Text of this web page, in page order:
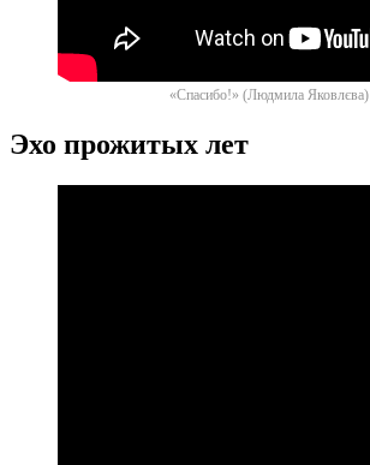
«Спасибо!» (Людмила Яковлєва)
Эхо прожитых лет